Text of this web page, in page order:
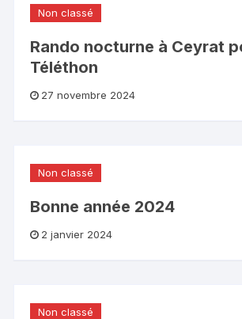
Non classé
Rando nocturne à Ceyrat
Téléthon
27 novembre 2024
Non classé
Bonne année 2024
2 janvier 2024
Non classé